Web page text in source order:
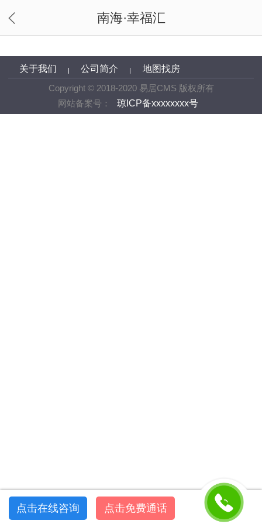
南海·幸福汇
关于我们 | 公司简介 |
地图找房
Copyright © 2018-2020 易居CMS 版权所有
网站备案号：
琼ICP备xxxxxxxx号
点击在线咨询 点击免费通话